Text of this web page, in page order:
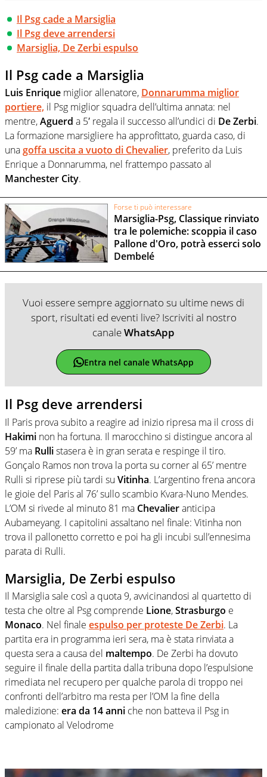
Il Psg cade a Marsiglia
Il Psg deve arrendersi
Marsiglia, De Zerbi espulso
Il Psg cade a Marsiglia
Luis Enrique miglior allenatore, Donnarumma miglior
portiere, il Psg miglior squadra dell’ultima annata: nel
mentre,Aguerd a 5′ regala il successo all’undici di De Zerbi.
La formazione marsigliere ha approfittato, guarda caso, di
unagoffa uscita a vuoto di Chevalier, preferito da Luis
Enrique a Donnarumma, nel frattempo passato al
Manchester City.
Forse ti può interessare
Marsiglia-Psg, Classique rinviato
tra le polemiche: scoppia il caso
Pallone d'Oro, potrà esserci solo
Dembelé
Vuoi essere sempre aggiornato su ultime news di
sport, risultati ed eventi live? Iscriviti al nostro
canaleWhatsApp
Entra nel canale WhatsApp
Il Psg deve arrendersi
Il Paris prova subito a reagire ad inizio ripresa ma il cross di
Hakimi non ha fortuna. Il marocchino si distingue ancora al
59’ ma Rullistasera è in gran serata e respinge il tiro.
Gonçalo Ramos non trova la porta su corner al 65’ mentre
Rulli si riprese più tardi su Vitinha. L’argentino frena ancora
le gioie del Paris al 76’ sullo scambio Kvara-Nuno Mendes.
L’OM si rivede al minuto 81 ma Chevalieranticipa
Aubameyang. I capitolini assaltano nel finale: Vitinha non
trova il pallonetto corretto e poi ha gli incubi sull’ennesima
parata di Rulli.
Marsiglia, De Zerbi espulso
Il Marsiglia sale così a quota 9, avvicinandosi al quartetto di
testa che oltre al Psg comprende Lione,Strasburgo e
Monaco. Nel finale espulso per proteste De Zerbi. La
partita era in programma ieri sera, ma è stata rinviata a
questa sera a causa del maltempo. De Zerbi ha dovuto
seguire il finale della partita dalla tribuna dopo l’espulsione
rimediata nel recupero per qualche parola di troppo nei
confronti dell’arbitro ma resta per l’OM la fine della
maledizione: era da 14 anni che non batteva il Psg in
campionato al Velodrome